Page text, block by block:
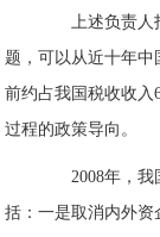
上述负责人指
题，可以从近十年中
前约占我国税收收入
过程的政策导向。
2008年，我
括：一是取消内外